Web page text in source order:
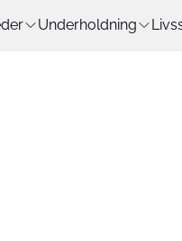
Underholdning